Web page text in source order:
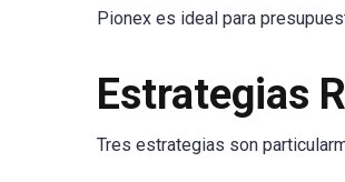
Pionex es ideal para
Estrategias
Tres estrategias son